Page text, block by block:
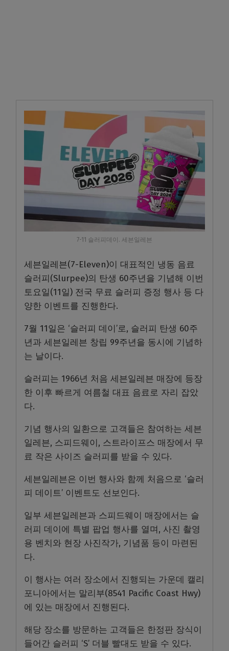
7-11 슬러피데이. 세븐일레븐
세븐일레븐(7-Eleven)이 대표적인 냉동 음료
슬러피(Slurpee)의 탄생 60주년을 기념해 이번
토요일(11일) 전국 무료 슬러피 증정 행사 등 다
양한 이벤트를 진행한다.
7월 11일은 ‘슬러피 데이’로, 슬러피 탄생 60주
년과 세븐일레븐 창립 99주년을 동시에 기념하
는 날이다.
슬러피는 1966년 처음 세븐일레븐 매장에 등장
한 이후 빠르게 여름철 대표 음료로 자리 잡았
다.
기념 행사의 일환으로 고객들은 참여하는 세븐
일레븐, 스피드웨이, 스트라이프스 매장에서 무
료 작은 사이즈 슬러피를 받을 수 있다.
세븐일레븐은 이번 행사와 함께 처음으로 ‘슬러
피 데이트’ 이벤트도 선보인다.
일부 세븐일레븐과 스피드웨이 매장에서는 슬
러피 데이에 특별 팝업 행사를 열며, 사진 촬영
용 벤치와 현장 사진작가, 기념품 등이 마련된
다.
이 행사는 여러 장소에서 진행되는 가운데 캘리
포니아에서는 말리부(8541 Pacific Coast Hwy)
에 있는 매장에서 진행된다.
해당 장소를 방문하는 고객들은 한정판 장식이
들어간 슬러피 ‘S’ 더블 빨대도 받을 수 있다.